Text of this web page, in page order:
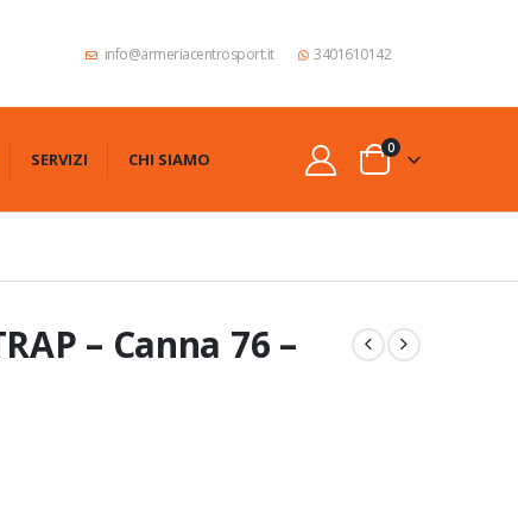
info@armeriacentrosport.it 3401610142
SERVIZI CHI SIAMO
0
– Canna 76 –